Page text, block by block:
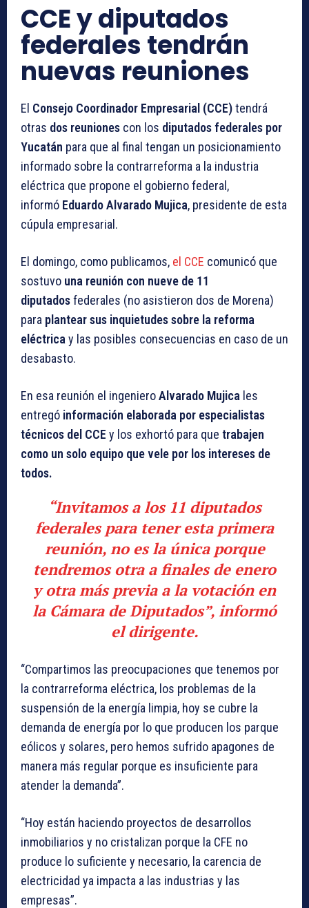
CCE y diputados
federales tendrán
nuevas reuniones
El Consejo Coordinador Empresarial (CCE)tendrá
otras dos reuniones con los diputados federales por
Yucatán para que al final tengan un posicionamiento
informado sobre la contrarreforma a la industria
eléctrica que propone el gobierno federal,
informó Eduardo Alvarado Mujica, presidente de esta
cúpula empresarial.
El domingo, como publicamos, el CCE comunicó que
sostuvo una reunión con nueve de 11
diputadosfederales (no asistieron dos de Morena)
para plantear sus inquietudes sobre la reforma
eléctrica y las posibles consecuencias en caso de un
desabasto.
En esa reunión el ingenieroAlvarado Mujica les
entregó información elaborada por especialistas
técnicos del CCE y los exhortó para que trabajen
como un solo equipo que vele por los intereses de
todos.
“Invitamos a los 11 diputados
federales para tener esta primera
reunión, no es la única porque
tendremos otra a finales de enero
y otra más previa a la votación en
la Cámara de Diputados”, informó
el dirigente.
“Compartimos las preocupaciones que tenemos por
la contrarreforma eléctrica, los problemas de la
suspensión de la energía limpia, hoy se cubre la
demanda de energía por lo que producen los parque
eólicos y solares, pero hemos sufrido apagones de
manera más regular porque es insuficiente para
atender la demanda”.
“Hoy están haciendo proyectos de desarrollos
inmobiliarios y no cristalizan porque la CFE no
produce lo suficiente y necesario, la carencia de
electricidad ya impacta a las industrias y las
empresas”.